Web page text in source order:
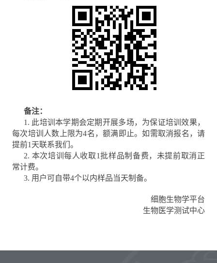
备注：
1. 此培训本学期会定期开展多场，为保证培训效果，
每次培训人数上限为4名，额满即止。如需取消报名，请
提前1天联系我们。
2. 本次培训每人收取1批样品制备费，未提前取消正
常计费。
3. 用户可自带4个以内样品当天制备。
细胞生物学平台
生物医学测试中心